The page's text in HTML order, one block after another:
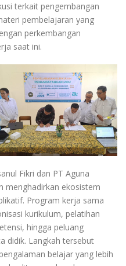
terkait pengembangan
pembelajaran yang
perkembangan
saat ini.
Fikri dan PT Aguna
menghadirkan ekosistem
Program kerja sama
kurikulum, pelatihan
hingga peluang
didik. Langkah tersebut
belajar yang lebih